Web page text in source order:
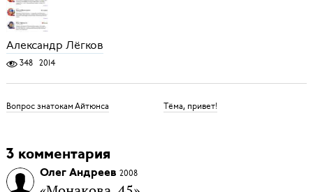
Александр Лёгков
348 2014
Вопрос знатокам Айтюнса Тёма, привет!
3 комментария
Олег Андреев 2008